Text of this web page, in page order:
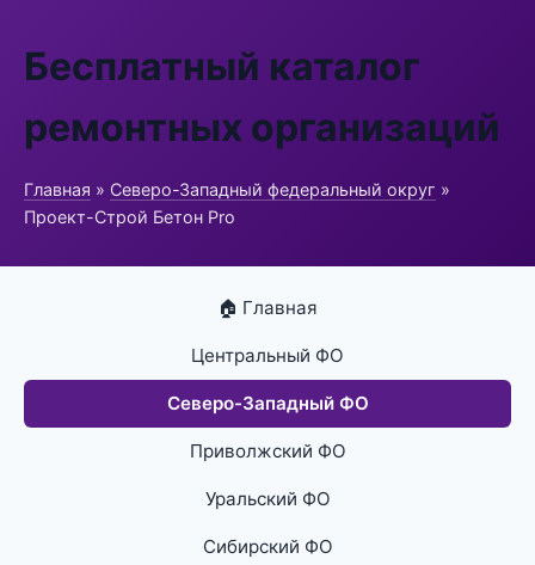
Бесплатный каталог
ремонтных организаций
Главная » Северо-Западный федеральный округ »
Проект-Строй Бетон Pro
🏠 Главная
Центральный ФО
Северо-Западный ФО
Приволжский ФО
Уральский ФО
Сибирский ФО